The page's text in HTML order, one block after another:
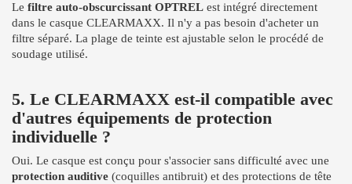
Le filtre auto-obscurcissant OPTREL est intégré directement
dans le casque CLEARMAXX. Il n'y a pas besoin d'acheter un
filtre séparé. La plage de teinte est ajustable selon le procédé de
soudage utilisé.
5. Le CLEARMAXX est-il compatible avec
d'autres équipements de protection
individuelle ?
Oui. Le casque est conçu pour s'associer sans difficulté avec une
protection auditive (coquilles antibruit) et des protections de tête